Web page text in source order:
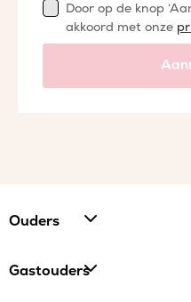
Door op de knop
akkoord met onze
Ouders
Gastouders